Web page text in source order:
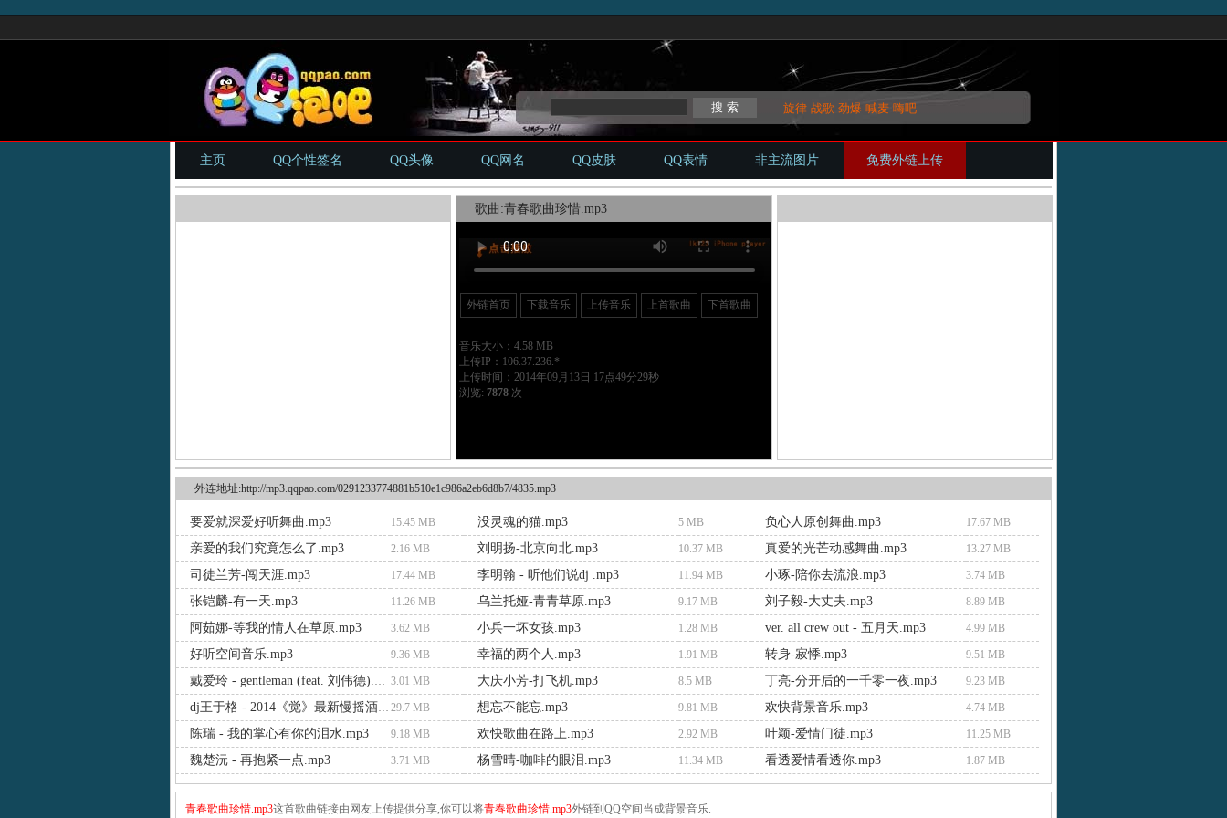
旋律 战歌 劲爆 喊麦 嗨吧
主页 QQ个性签名 QQ头像 QQ网名 QQ皮肤 QQ表情 非主流图片 免费外链上传
歌曲:青春歌曲珍惜.mp3
外链首页 下载音乐 上传音乐 上首歌曲 下首歌曲
音乐大小：4.58 MB
上传IP：106.37.236.*
上传时间：2014年09月13日 17点49分29秒
浏览: 7878次
外连地址:http://mp3.qqpao.com/0291233774881b510e1c986a2eb6d8b7/4835.mp3
要爱就深爱好听舞曲.mp3 15.45 MB 没灵魂的猫.mp3 5 MB 负心人原创舞曲.mp3 17.67 MB
亲爱的我们究竟怎么了.mp3 2.16 MB 刘明扬-北京向北.mp3 10.37 MB 真爱的光芒动感舞曲.mp3 13.27 MB
司徒兰芳-闯天涯.mp3 17.44 MB 李明翰 - 听他们说dj .mp3 11.94 MB 小琢-陪你去流浪.mp3 3.74 MB
张铠麟-有一天.mp3 11.26 MB 乌兰托娅-青青草原.mp3 9.17 MB 刘子毅-大丈夫.mp3 8.89 MB
阿茹娜-等我的情人在草原.mp3 3.62 MB 小兵一坏女孩.mp3 1.28 MB ver. all crew out - 五月天.mp3 4.99 MB
好听空间音乐.mp3 9.36 MB 幸福的两个人.mp3 1.91 MB 转身-寂悸.mp3 9.51 MB
戴爱玲 - gentleman (feat. 刘伟德).mp3 3.01 MB 大庆小芳-打飞机.mp3 8.5 MB 丁亮-分开后的一千零一夜.mp3 9.23 MB
dj王于格 - 2014《觉》最新慢摇酒吧中文版 .mp3 29.7 MB 想忘不能忘.mp3 9.81 MB 欢快背景音乐.mp3 4.74 MB
陈瑞 - 我的掌心有你的泪水.mp3 9.18 MB 欢快歌曲在路上.mp3 2.92 MB 叶颖-爱情门徒.mp3 11.25 MB
魏楚沅 - 再抱紧一点.mp3 3.71 MB 杨雪晴-咖啡的眼泪.mp3 11.34 MB 看透爱情看透你.mp3 1.87 MB
青春歌曲珍惜.mp3这首歌曲链接由网友上传提供分享,你可以将青春歌曲珍惜.mp3外链到QQ空间当成背景音乐.